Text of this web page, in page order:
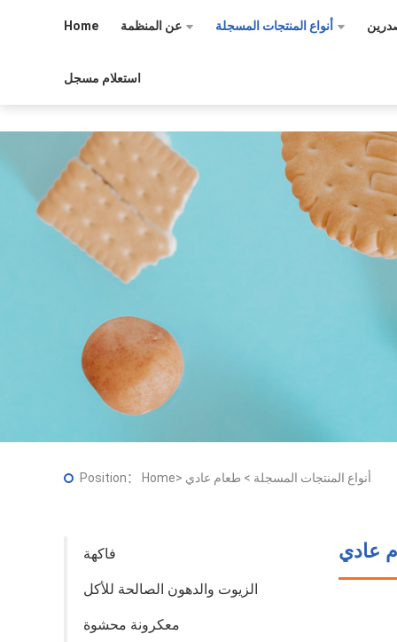
Home عن المنظمة أنواع المنتجات المسجلة
استعلام مسجل
Position： Home> أنواع المنتجات المسجلة > طعام عادي
فاكهة
الزيوت والدهون الصالحة للأكل
معكرونة محشوة
عادي